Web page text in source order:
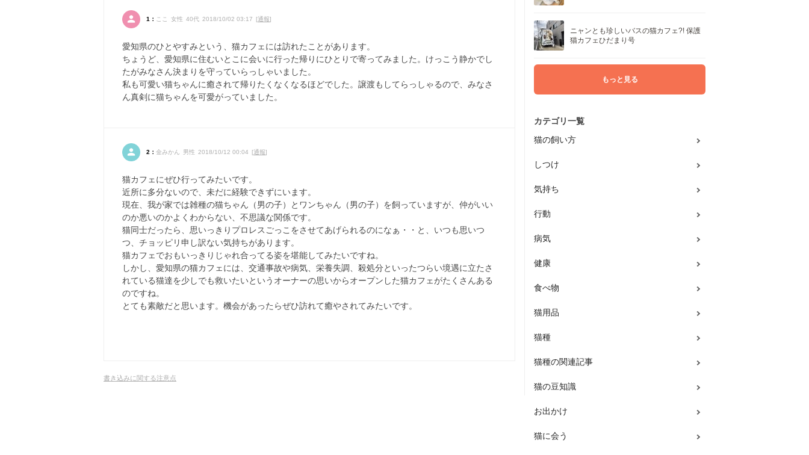
1： ここ 女性 40代 2018/10/02 03:17 [通報]
愛知県のひとやすみという、猫カフェには訪れたことがあります。
ちょうど、愛知県に住むいとこに会いに行った帰りにひとりで寄ってみました。けっこう静かでし
たがみなさん決まりを守っていらっしゃいました。
私も可愛い猫ちゃんに癒されて帰りたくなくなるほどでした。譲渡もしてらっしゃるので、みなさ
ん真剣に猫ちゃんを可愛がっていました。
2： 金みかん 男性 2018/10/12 00:04 [通報]
猫カフェにぜひ行ってみたいです。
近所に多分ないので、未だに経験できずにいます。
現在、我が家では雑種の猫ちゃん（男の子）とワンちゃん（男の子）を飼っていますが、仲がいい
のか悪いのかよくわからない、不思議な関係です。
猫同士だったら、思いっきりプロレスごっこをさせてあげられるのになぁ・・と、いつも思いつ
つ、チョッピリ申し訳ない気持ちがあります。
猫カフェでおもいっきりじゃれ合ってる姿を堪能してみたいですね。
しかし、愛知県の猫カフェには、交通事故や病気、栄養失調、殺処分といったつらい境遇に立たさ
れている猫達を少しでも救いたいというオーナーの思いからオープンした猫カフェがたくさんある
のですね。
とても素敵だと思います。機会があったらぜひ訪れて癒やされてみたいです。
書き込みに関する注意点
ニャンとも珍しいバスの猫カフェ?! 保護
猫カフェひだまり号
もっと見る
カテゴリ一覧
猫の飼い方
しつけ
気持ち
行動
病気
健康
食べ物
猫用品
猫種
猫種の関連記事
猫の豆知識
お出かけ
猫に会う